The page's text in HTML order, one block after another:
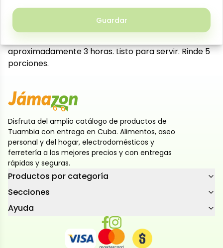
revolviendo constantemente hasta que hierva.
Deposite el contenido en recipientes o moldes
aproximadamente 3 horas. Listo para servir. Rinde 5
porciones.
Disfruta del amplio catálogo de productos de
Tuambia con entrega en Cuba. Alimentos, aseo
personal y del hogar, electrodomésticos y
ferretería a los mejores precios y con entregas
rápidas y seguras.
Productos por categoría
Secciones
Ayuda
Guardar
Guardar